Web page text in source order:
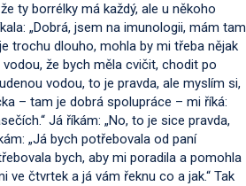
ty borrélky má každý, ale u někoho
„Dobrá, jsem na imunologii, mám tam
trochu dlouho, mohla by mi třeba nějak
že bych měla cvičit, chodit po
vodou, to je pravda, ale myslím si,
– tam je dobrá spolupráce – mi říká:
Já říkám: „No, to je sice pravda,
„Já bych potřebovala od paní
bych, aby mi poradila a pomohla
ve čtvrtek a já vám řeknu co a jak.“ Tak